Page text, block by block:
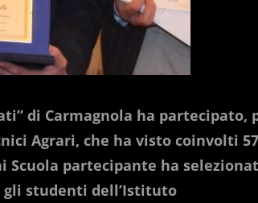
di Carmagnola ha partecipato,
Agrari, che ha visto coinvolti 57
partecipante ha
gli studenti dell’Istituto